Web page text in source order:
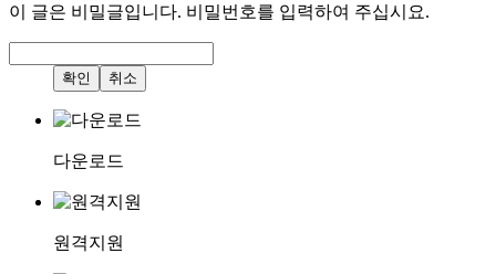
이 글은 비밀글입니다. 비밀번호를 입력하여 주십시요.
다운로드
원격지원